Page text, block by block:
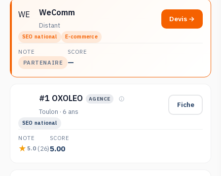
WE WeComm
Distant
Devis →
SEO national E-commerce
NOTE
PARTENAIRE
SCORE
—
#1 OXOLEO AGENCE
Toulon · 6 ans
Fiche
SEO national
NOTE
5.0 (26)
SCORE
5.00